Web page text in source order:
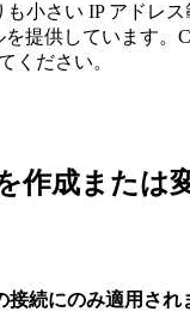
小さい IP アドレス
提供しています。
ください。
作成または
接続にのみ適用され